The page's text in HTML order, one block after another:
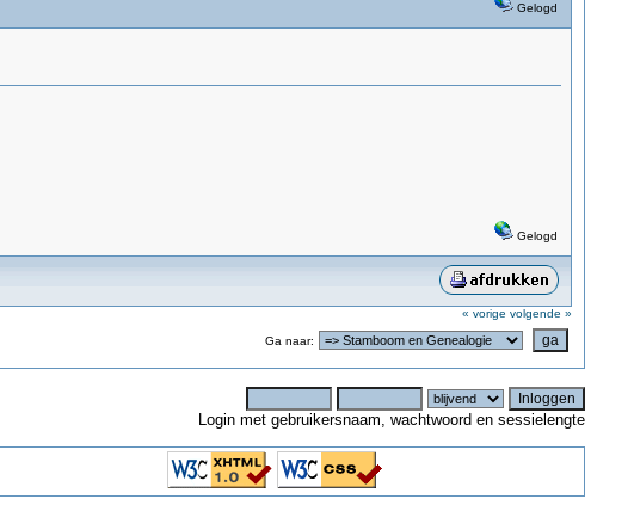
Gelogd
Gelogd
« vorige volgende »
Ga naar:
Login met gebruikersnaam, wachtwoord en sessielengte